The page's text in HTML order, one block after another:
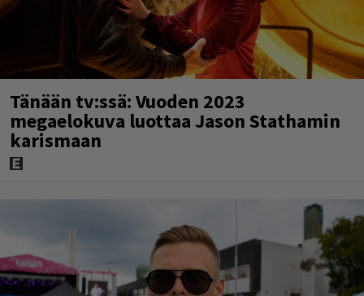
Tänään tv:ssä: Vuoden 2023
megaelokuva luottaa Jason Stathamin
karismaan